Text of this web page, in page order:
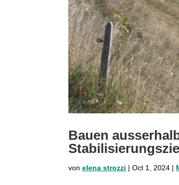
Bauen
vonelena strozzi |Oct 1, 2024 |